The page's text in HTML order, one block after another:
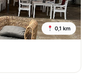
0,1 km